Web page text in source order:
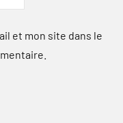
et mon site dans le